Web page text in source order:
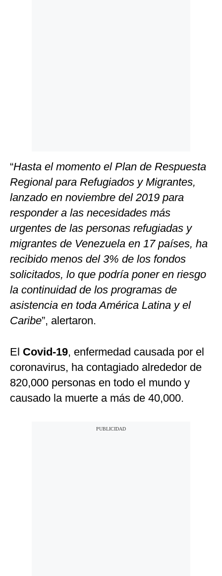
“Hasta el momento el Plan de Respuesta
Regional para Refugiados y Migrantes,
lanzado en noviembre del 2019 para
responder a las necesidades más
urgentes de las personas refugiadas y
migrantes de Venezuela en 17 países, ha
recibido menos del 3% de los fondos
solicitados, lo que podría poner en riesgo
la continuidad de los programas de
asistencia en toda América Latina y el
Caribe”, alertaron.
El Covid-19, enfermedad causada por el
coronavirus, ha contagiado alrededor de
820,000 personas en todo el mundo y
causado la muerte a más de 40,000.